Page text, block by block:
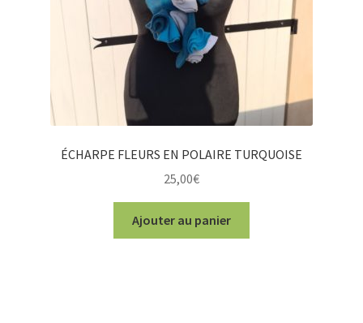
ÉCHARPE FLEURS EN POLAIRE TURQUOISE
25,00€
Ajouter au panier